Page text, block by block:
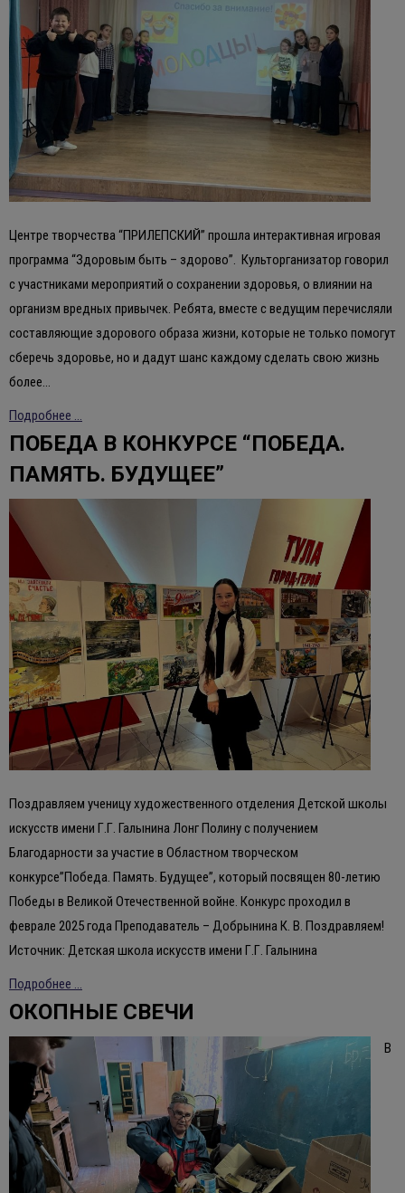
Центре творчества “ПРИЛЕПСКИЙ” прошла интерактивная игровая
программа “Здоровым быть – здорово”. Культорганизатор говорил
с участниками мероприятий о сохранении здоровья, о влиянии на
организм вредных привычек. Ребята, вместе с ведущим перечисляли
составляющие здорового образа жизни, которые не только помогут
сберечь здоровье, но и дадут шанс каждому сделать свою жизнь
более…
Подробнее ...
ПОБЕДА В КОНКУРСЕ “ПОБЕДА.
ПАМЯТЬ. БУДУЩЕЕ”
Поздравляем ученицу художественного отделения Детской школы
искусств имени Г.Г. Галынина Лонг Полину с получением
Благодарности за участие в Областном творческом
конкурсе”Победа. Память. Будущее”, который посвящен 80-летию
Победы в Великой Отечественной войне. Конкурс проходил в
феврале 2025 года Преподаватель – Добрынина К. В. Поздравляем!
Источник: Детская школа искусств имени Г.Г. Галынина
Подробнее ...
ОКОПНЫЕ СВЕЧИ
В